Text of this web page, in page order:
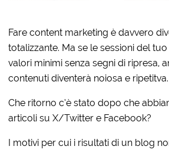
Fare content marketing è davvero
totalizzante. Ma se le sessioni del
valori minimi senza segni di ripresa,
contenuti diventerà noiosa e ripetitva.
Che ritorno c’è stato dopo che
articoli su X/Twitter e Facebook?
I motivi per cui i risultati di un blog